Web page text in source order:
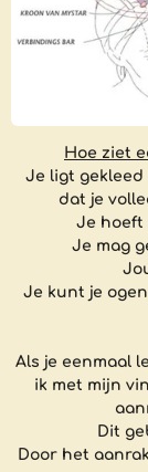
Hoe ziet
Je ligt gekleed
dat je
Je hoeft
Je mag
Je kunt je
Als je eenmaal
ik met mijn
Dit
Door het